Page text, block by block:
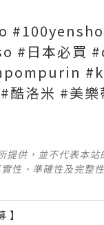
#日本必買
洛米 #美樂
提供，並不代表本
性、準確性及完整
】